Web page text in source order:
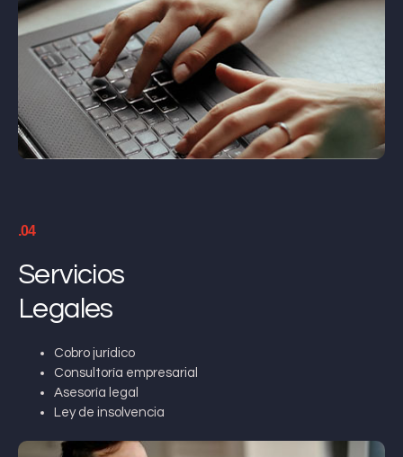
.04
Servicios
Legales
Cobro jurídico
Consultoría empresarial
Asesoría legal
Ley de insolvencia